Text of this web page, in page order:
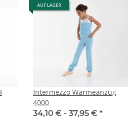
AUF LAGER
Intermezzo Wärmeanzug
4000
34,10 € - 37,95 € *